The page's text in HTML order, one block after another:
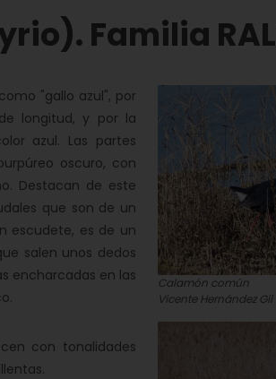
Familia
"gallo azul", por
longitud, y por la
azul. Las partes
oscuro, con
Destacan de este
que son de un
escudete, es de un
salen unos dedos
encharcadas en las
con tonalidades
Calamón común
Vicente Hernández Gil